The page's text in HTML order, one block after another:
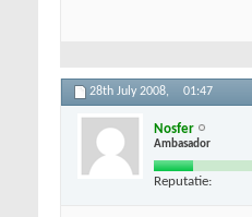
28th July 2008, 01:47
Nosfer
Ambasador
Reputatie: